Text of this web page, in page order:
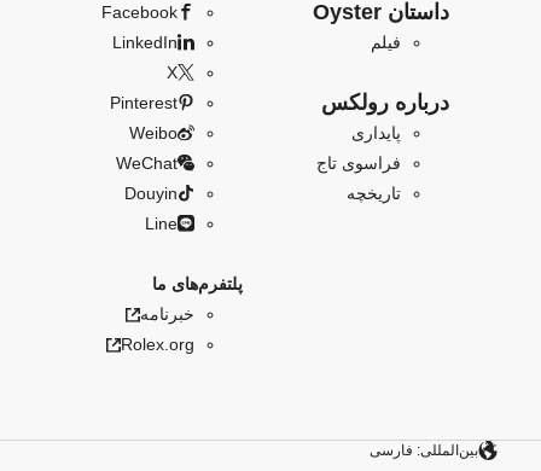
داستان Oyster
فیلم
درباره رولکس
پایداری
فراسوی تاج
تاریخچه
Facebook
LinkedIn
X
Pinterest
Weibo
WeChat
Douyin
Line
پلتفرم‌های ما
خبرنامه
Rolex.org
بین‌المللی: فارسی